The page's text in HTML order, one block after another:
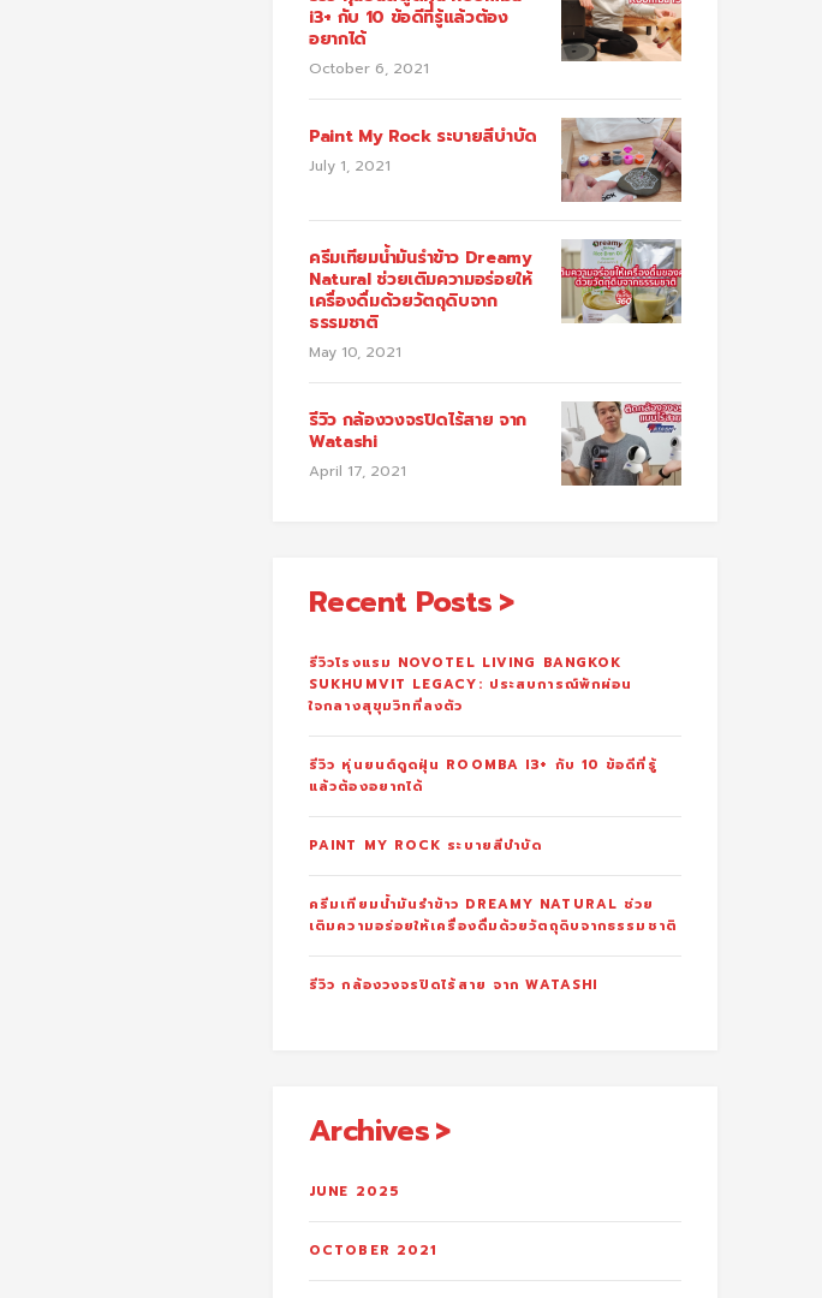
i3+ กับ 10 ข้อดีที่รู้แล้วต้อง
อยากได้
October 6, 2021
Paint My Rock ระบายสีบำบัด
July 1, 2021
ครีมเทียมน้ำมันรำข้าว Dreamy
Natural ช่วยเติมความอร่อยให้
เครื่องดื่มด้วยวัตถุดิบจาก
ธรรมชาติ
May 10, 2021
รีวิว กล้องวงจรปิดไร้สาย จาก
Watashi
April 17, 2021
Recent Posts
รีวิวโรงแรม NOVOTEL LIVING BANGKOK
SUKHUMVIT LEGACY: ประสบการณ์พักผ่อน
ใจกลางสุขุมวิทที่ลงตัว
รีวิว หุ่นยนต์ดูดฝุ่น ROOMBA I3+ กับ 10 ข้อดีที่รู้
แล้วต้องอยากได้
PAINT MY ROCK ระบายสีบำบัด
ครีมเทียมน้ำมันรำข้าว DREAMY NATURAL ช่วย
เติมความอร่อยให้เครื่องดื่มด้วยวัตถุดิบจากธรรมชาติ
รีวิว กล้องวงจรปิดไร้สาย จาก WATASHI
Archives
JUNE 2025
OCTOBER 2021